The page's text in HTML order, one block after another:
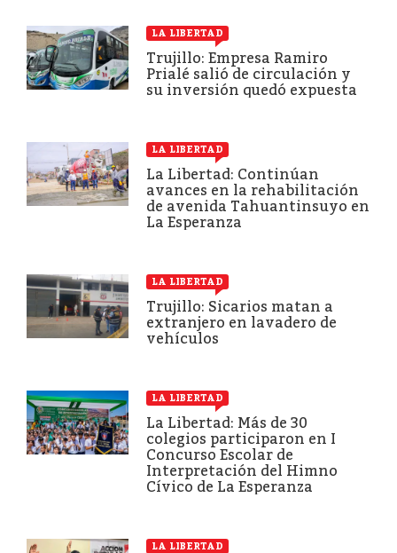
LA LIBERTAD
Trujillo: Empresa Ramiro
Prialé salió de circulación y
su inversión quedó expuesta
LA LIBERTAD
La Libertad: Continúan
avances en la rehabilitación
de avenida Tahuantinsuyo en
La Esperanza
LA LIBERTAD
Trujillo: Sicarios matan a
extranjero en lavadero de
vehículos
LA LIBERTAD
La Libertad: Más de 30
colegios participaron en I
Concurso Escolar de
Interpretación del Himno
Cívico de La Esperanza
LA LIBERTAD